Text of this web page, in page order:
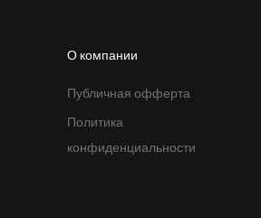
О компании
Публичная офферта
Политика
конфиденциальности